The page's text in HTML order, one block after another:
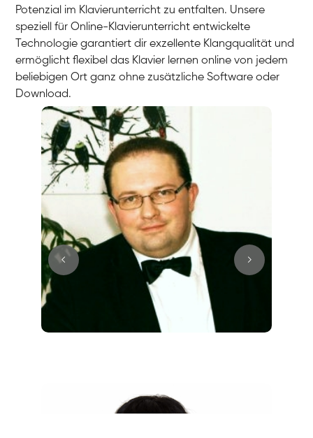
Potenzial im Klavierunterricht zu entfalten. Unsere
speziell für Online-Klavierunterricht entwickelte
Technologie garantiert dir exzellente Klangqualität und
ermöglicht flexibel das Klavier lernen online von jedem
beliebigen Ort ganz ohne zusätzliche Software oder
Download.